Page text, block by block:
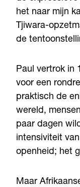
het naar mijn
Tjiwara-
de
Paul vertrok in
voor een
praktisch de
wereld,
paar dagen
intensiviteit
openheid; het
Maar